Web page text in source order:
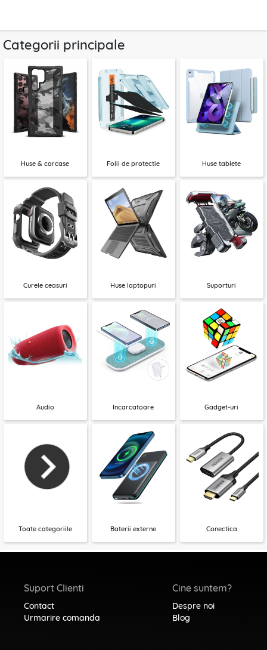
Categorii principale
Huse & carcase Folii de protectie Huse tablete
Curele ceasuri Huse laptopuri Suporturi
Audio Incarcatoare Gadget-uri
Toate categoriile Baterii externe Conectica
Suport Clienti
Contact
Urmarire comanda
Cine suntem?
Despre noi
Blog